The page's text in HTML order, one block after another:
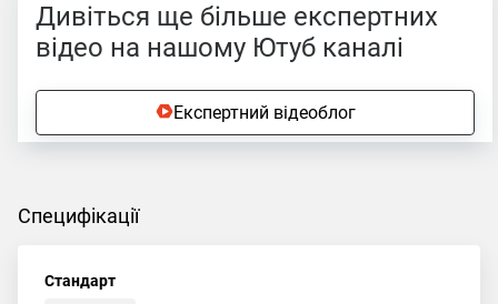
Дивіться ще більше експертних
відео на нашому Ютуб каналі
Експертний відеоблог
Специфікації
Стандарт